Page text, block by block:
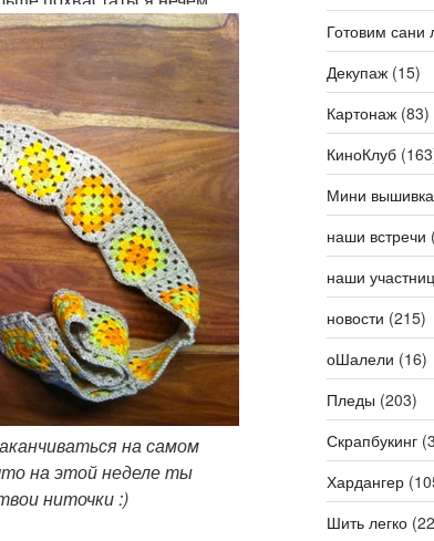
на самом
на этой неделе ты
ниточки :)
Готовим сани
Декупаж(15)
Картонаж(83)
КиноКлуб
Мини вышивка
наши встречи
наши
новости (215)
оШалели (16)
Пледы (203)
Скрапбукинг
Хардангер
Шить легко